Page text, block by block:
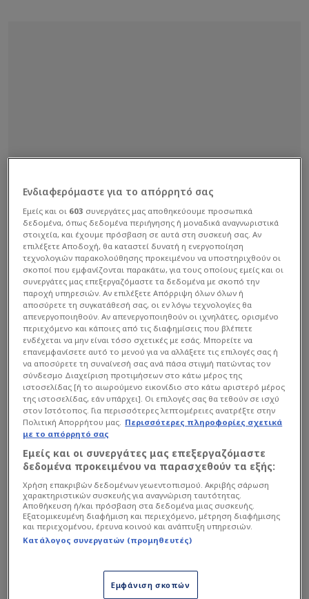
«Δεν έχω δεσμευτεί πουθενά», ανέφερε
χαρακτηριστικά, αφήνοντας ανοιχτά όλα τα
ενδεχόμενα ενόψει του καλοκαιριού. Ο
35χρονος γκαρντ παραδέχθηκε πως η
Μπαρτσελόνα μπορεί να αποτελέσει μία
υπογράμμισε πως η φημολογία γύρω από το
όνομά του συχνά υπερβάλλει.
Ενδιαφερόμαστε για το απόρρητό σας
Εμείς και οι 603 συνεργάτες μας αποθηκεύουμε προσωπικά
δεδομένα, όπως δεδομένα περιήγησης ή μοναδικά αναγνωριστικά
στοιχεία, και έχουμε πρόσβαση σε αυτά στη συσκευή σας. Αν
επιλέξετε Αποδοχή, θα καταστεί δυνατή η ενεργοποίηση
τεχνολογιών παρακολούθησης προκειμένου να υποστηριχθούν οι
σκοποί που εμφανίζονται παρακάτω, για τους οποίους εμείς και οι
συνεργάτες μας επεξεργαζόμαστε τα δεδομένα με σκοπό την
παροχή υπηρεσιών. Αν επιλέξετε Απόρριψη όλων όλων ή
αποσύρετε τη συγκατάθεσή σας, οι εν λόγω τεχνολογίες θα
απενεργοποιηθούν. Αν απενεργοποιηθούν οι ιχνηλάτες, ορισμένο
περιεχόμενο και κάποιες από τις διαφημίσεις που βλέπετε
ενδέχεται να μην είναι τόσο σχετικές με εσάς. Μπορείτε να
επανεμφανίσετε αυτό το μενού για να αλλάξετε τις επιλογές σας ή
να αποσύρετε τη συναίνεσή σας ανά πάσα στιγμή πατώντας τον
σύνδεσμο Διαχείριση προτιμήσεων στο κάτω μέρος της
ιστοσελίδας [ή το αιωρούμενο εικονίδιο στο κάτω αριστερό μέρος
της ιστοσελίδας, εάν υπάρχει]. Οι επιλογές σας θα τεθούν σε ισχύ
στον Ιστότοπος. Για περισσότερες λεπτομέρειες ανατρέξτε στην
Πολιτική Απορρήτου μας. Περισσότερες πληροφορίες σχετικά
με το απόρρητό σας
Εμείς και οι συνεργάτες μας επεξεργαζόμαστε
δεδομένα προκειμένου να παρασχεθούν τα εξής:
Χρήση επακριβών δεδομένων γεωεντοπισμού. Ακριβής σάρωση
χαρακτηριστικών συσκευής για αναγνώριση ταυτότητας.
Αποθήκευση ή/και πρόσβαση στα δεδομένα μιας συσκευής.
Εξατομικευμένη διαφήμιση και περιεχόμενο, μέτρηση διαφήμισης
και περιεχομένου, έρευνα κοινού και ανάπτυξη υπηρεσιών.
Κατάλογος συνεργατών (προμηθευτές)
Εμφάνιση σκοπών